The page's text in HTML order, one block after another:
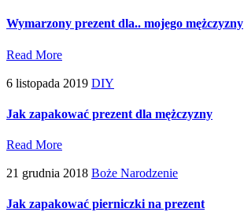
Wymarzony prezent dla.. mojego mężczyzny
Read More
6 listopada 2019 DIY
Jak zapakować prezent dla mężczyzny
Read More
21 grudnia 2018 Boże Narodzenie
Jak zapakować pierniczki na prezent